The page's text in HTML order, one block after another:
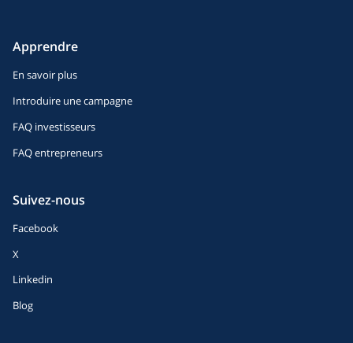
Apprendre
En savoir plus
Introduire une campagne
FAQ investisseurs
FAQ entrepreneurs
Suivez-nous
Facebook
X
Linkedin
Blog